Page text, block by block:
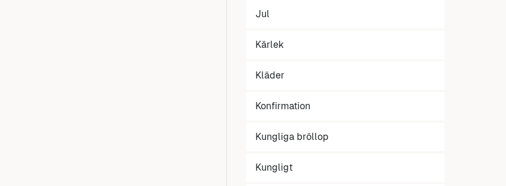
Jul
Kärlek
Kläder
Konfirmation
Kungliga bröllop
Kungligt